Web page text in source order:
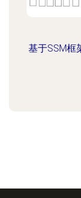
基于SSM框